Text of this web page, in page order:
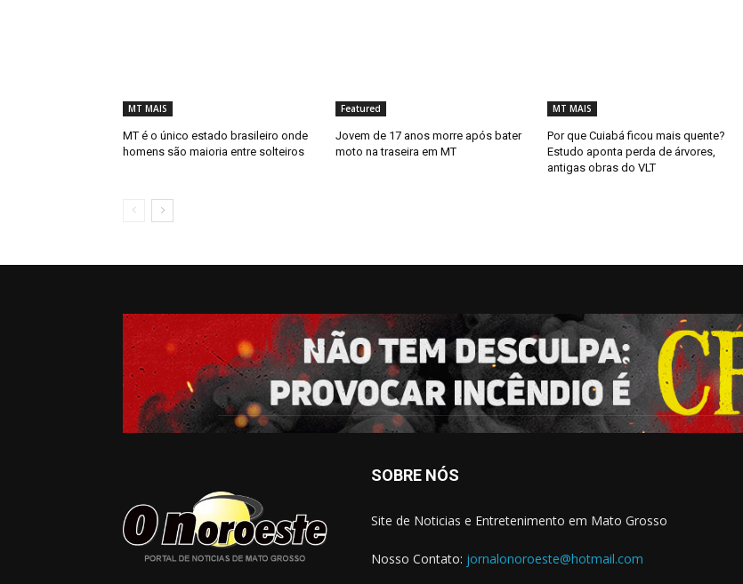
MT MAIS
MT é o único estado brasileiro onde
homens são maioria entre solteiros
Featured
Jovem de 17 anos morre após bater
moto na traseira em MT
MT MAIS
Por que Cuiabá ficou mais quente?
Estudo aponta perda de árvores,
antigas obras do VLT
SOBRE NÓS
Site de Noticias e Entretenimento em Mato Grosso
Nosso Contato: jornalonoroeste@hotmail.com